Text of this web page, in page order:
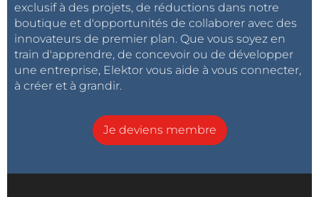
exclusif à des projets, de réductions dans notre
boutique et d'opportunités de collaborer avec des
innovateurs de premier plan. Que vous soyez en
train d'apprendre, de concevoir ou de développer
une entreprise, Elektor vous aide à vous connecter,
à créer et à grandir.
Je deviens membre